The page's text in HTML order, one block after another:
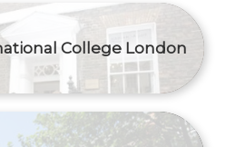
College London